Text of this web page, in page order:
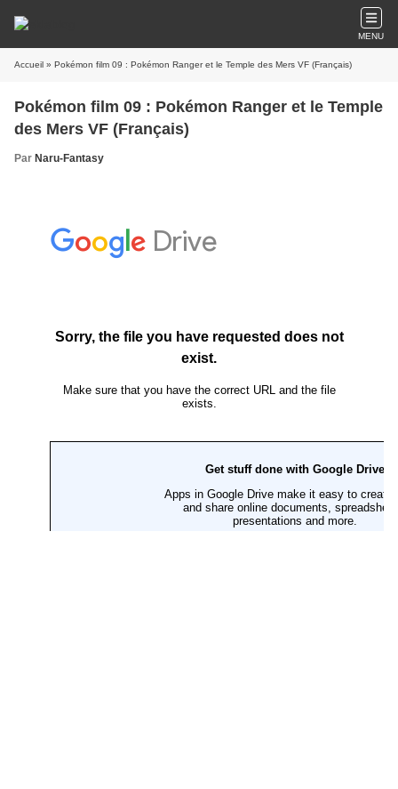
MENU
Accueil » Pokémon film 09 : Pokémon Ranger et le Temple des Mers VF (Français)
Pokémon film 09 : Pokémon Ranger et le Temple
des Mers VF (Français)
Par Naru-Fantasy